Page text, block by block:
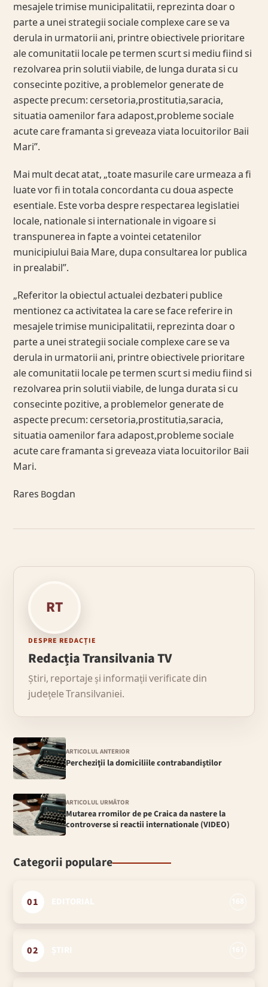
mesajele trimise municipalitatii, reprezinta doar o
parte a unei strategii sociale complexe care se va
derula in urmatorii ani, printre obiectivele prioritare
ale comunitatii locale pe termen scurt si mediu fiind si
rezolvarea prin solutii viabile, de lunga durata si cu
consecinte pozitive, a problemelor generate de
aspecte precum: cersetoria,prostitutia,saracia,
situatia oamenilor fara adapost,probleme sociale
acute care framanta si greveaza viata locuitorilor Baii
Mari”.
Mai mult decat atat, „toate masurile care urmeaza a fi
luate vor fi in totala concordanta cu doua aspecte
esentiale. Este vorba despre respectarea legislatiei
locale, nationale si internationale in vigoare si
transpunerea in fapte a vointei cetatenilor
municipiului Baia Mare, dupa consultarea lor publica
in prealabil”.
„Referitor la obiectul actualei dezbateri publice
mentionez ca activitatea la care se face referire in
mesajele trimise municipalitatii, reprezinta doar o
parte a unei strategii sociale complexe care se va
derula in urmatorii ani, printre obiectivele prioritare
ale comunitatii locale pe termen scurt si mediu fiind si
rezolvarea prin solutii viabile, de lunga durata si cu
consecinte pozitive, a problemelor generate de
aspecte precum: cersetoria,prostitutia,saracia,
situatia oamenilor fara adapost,probleme sociale
acute care framanta si greveaza viata locuitorilor Baii
Mari.
Rares Bogdan
RT
DESPRE REDACȚIE
Redacția Transilvania TV
Știri, reportaje și informații verificate din
județele Transilvaniei.
ARTICOLUL ANTERIOR
Percheziţii la domiciliile contrabandiştilor
ARTICOLUL URMĂTOR
Mutarea rromilor de pe Craica da nastere la
controverse si reactii internationale (VIDEO)
Categorii populare
01
02